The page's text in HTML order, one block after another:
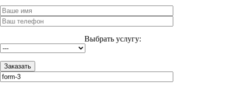
Выбрать услугу: